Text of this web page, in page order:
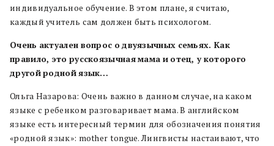
индивидуальное обучение. В этом плане, я считаю,
каждый учитель сам должен быть психологом.
Очень актуален вопрос о двуязычных семьях. Как
правило, это русскоязычнаямама и отец, у которого
другойроднойязык…
Ольга Назарова: Очень важно в данном случае, на каком
языке с ребенком разговаривает мама. В английском
языке есть интересный термин для обозначения понятия
«родной язык»: mother tongue. Лингвисты настаивают, что